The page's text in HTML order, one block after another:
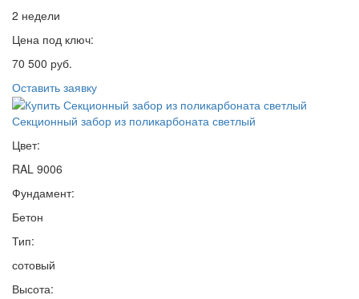
2 недели
Цена под ключ:
70 500 руб.
Оставить заявку
Секционный забор из поликарбоната светлый
Цвет:
RAL 9006
Фундамент:
Бетон
Тип:
сотовый
Высота: